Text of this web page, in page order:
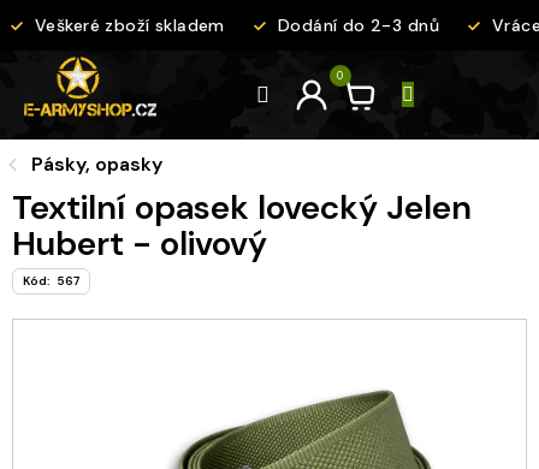
na
Veškeré zboží skladem Dodání do 2-3 dnů
Pásky, opasky
Textilní opasek lovecký Jelen
Hubert - olivový
Kód: 567